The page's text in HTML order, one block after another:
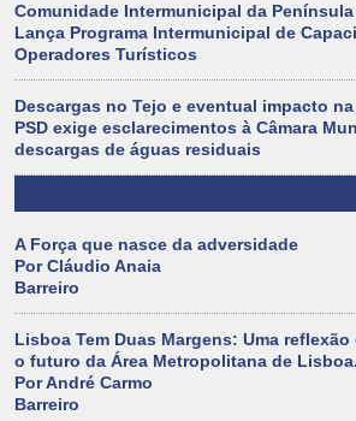
Comunidade Intermunicipal da
Lança Programa Intermunicipal de
Operadores Turísticos
Descargas no Tejo e eventual impacto
PSD exige esclarecimentos à Câmara
descargas de águas residuais
A Força que nasce da adversidade
Por Cláudio Anaia
Barreiro
Lisboa Tem Duas Margens: Uma
o futuro da Área Metropolitana de Lisboa.
Por André Carmo
Barreiro